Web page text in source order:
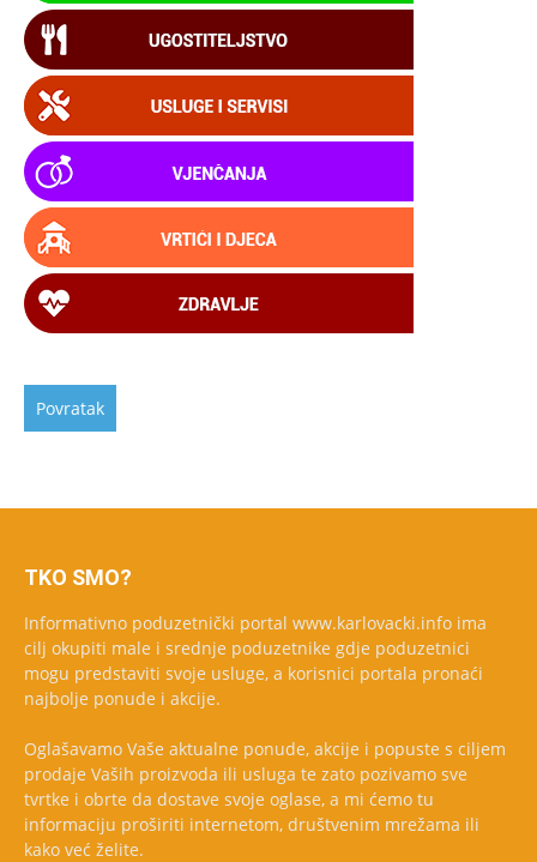
TKO SMO?
Informativno poduzetnički portal www.karlovacki.info ima
cilj okupiti male i srednje poduzetnike gdje poduzetnici
mogu predstaviti svoje usluge, a korisnici portala pronaći
najbolje ponude i akcije.
Oglašavamo Vaše aktualne ponude, akcije i popuste s ciljem
prodaje Vaših proizvoda ili usluga te zato pozivamo sve
tvrtke i obrte da dostave svoje oglase, a mi ćemo tu
informaciju proširiti internetom, društvenim mrežama ili
kako već želite.